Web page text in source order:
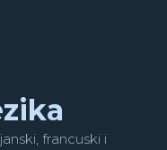
francuski i